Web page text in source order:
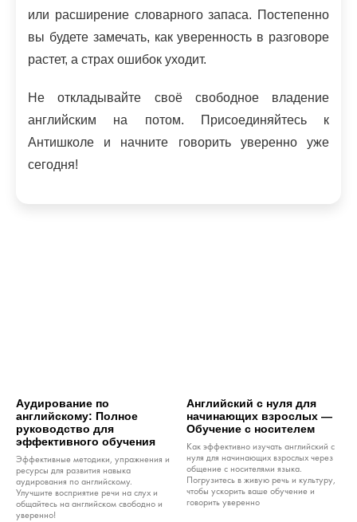
или расширение словарного запаса. Постепенно
вы будете замечать, как уверенность в разговоре
растет, а страх ошибок уходит.
Не откладывайте своё свободное владение
английским на потом. Присоединяйтесь к
Антишколе и начните говорить уверенно уже
сегодня!
Аудирование по
английскому: Полное
руководство для
эффективного обучения
Эффективные методики, упражнения и
ресурсы для развития навыка
аудирования по английскому.
Улучшите восприятие речи на слух и
общайтесь на английском свободно и
уверенно!
Английский с нуля для
начинающих взрослых —
Обучение с носителем
Как эффективно изучать английский с
нуля для начинающих взрослых через
общение с носителями языка.
Погрузитесь в живую речь и культуру,
чтобы ускорить ваше обучение и
говорить уверенно